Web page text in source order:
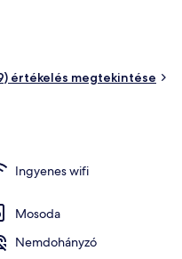
A tömegközlekedés jól
állomás csak 15
értékelés megtekintése
Ingyenes wifi
Mosoda
Nemdohányzó